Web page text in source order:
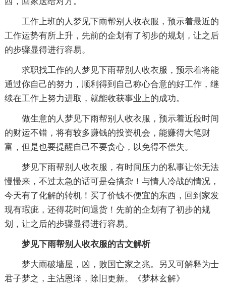
工作上班的人梦见下雨帮别人收衣服，预示着最近的
工作运势有所上升，先前的企划有了初步的规划，让之后
的步骤显得进行容易。
求职找工作的人梦见下雨帮别人收衣服，预示着将能
通过你自己的努力，顺利得到自己称心合意的好工作，继
续在工作上努力进取，就能收获事业上的成功。
做生意的人梦见下雨帮别人收衣服，预示着近段时间
的财运不错，将有较多赚钱的投资机会，能赚得大笔财
富，但是也要提醒自己不要贪心，以免得不偿失。
梦见下雨帮别人收衣服，有时间压力的私事让你无法
慢慢来，不过太急的话可是会搞杂！与情人冷战的情况，
今天有了化解的转机！买了价钱不便宜的东西，回到家发
现有瑕疵，还得花时间退货！先前的企划有了初步的规
划，让之后的步骤显得进行容易。
梦见下雨帮别人收衣服的古文解析
梦大雨破墙屋，凶，败国亡家之兆。另又可解释为士
君子梦之，主沾恩泽，除旧更新。《梦林玄解》